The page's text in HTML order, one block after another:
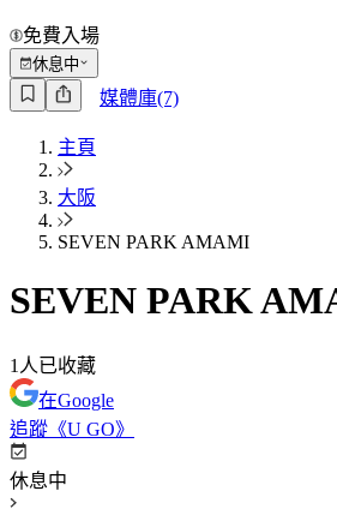
免費入場
休息中
媒體庫(7)
主頁
大阪
SEVEN PARK AMAMI
SEVEN PARK
1 人已收藏
在Google
追蹤《U GO》
休息中